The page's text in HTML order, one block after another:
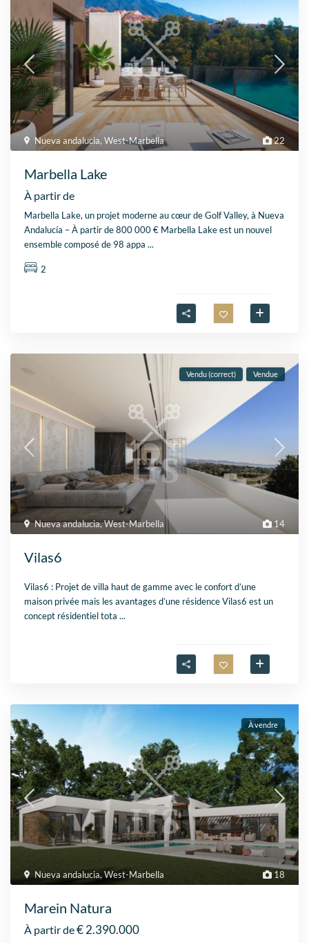
22
Nueva andalucia,West-Marbella
Marbella Lake
À partir de
Marbella Lake, un projet moderne au cœur de Golf Valley, à Nueva
Andalucía – À partir de 800 000 € Marbella Lake est un nouvel
ensemble composé de 98 appa...
2
14
Nueva andalucia,West-Marbella
Vendu (correct) Vendue
Vilas6
Vilas6 : Projet de villa haut de gamme avec le confort d’une
maison privée mais les avantages d’une résidence Vilas6 est un
concept résidentiel tota...
18
Nueva andalucia,West-Marbella
À vendre
Marein Natura
À partir de€ 2.390.000